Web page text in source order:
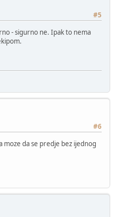
#5
- sigurno ne. Ipak to nema
#6
moze da se predje bez ijednog